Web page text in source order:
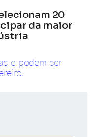
20
da maior
e podem ser